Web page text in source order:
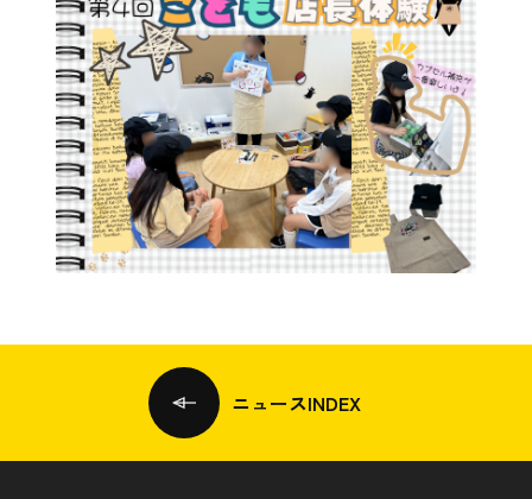
ニュースINDEX